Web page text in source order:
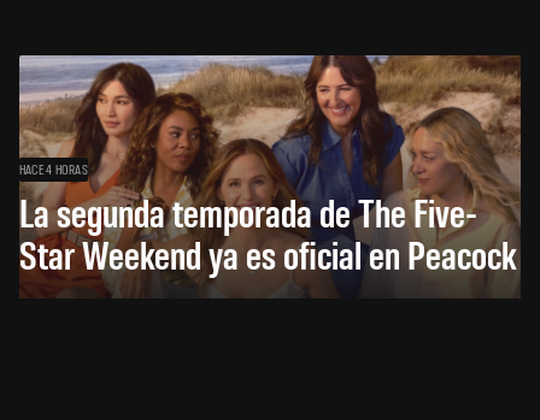
HACE 4 HORAS
La segunda temporada de The Five-
Star Weekend ya es oficial en Peacock